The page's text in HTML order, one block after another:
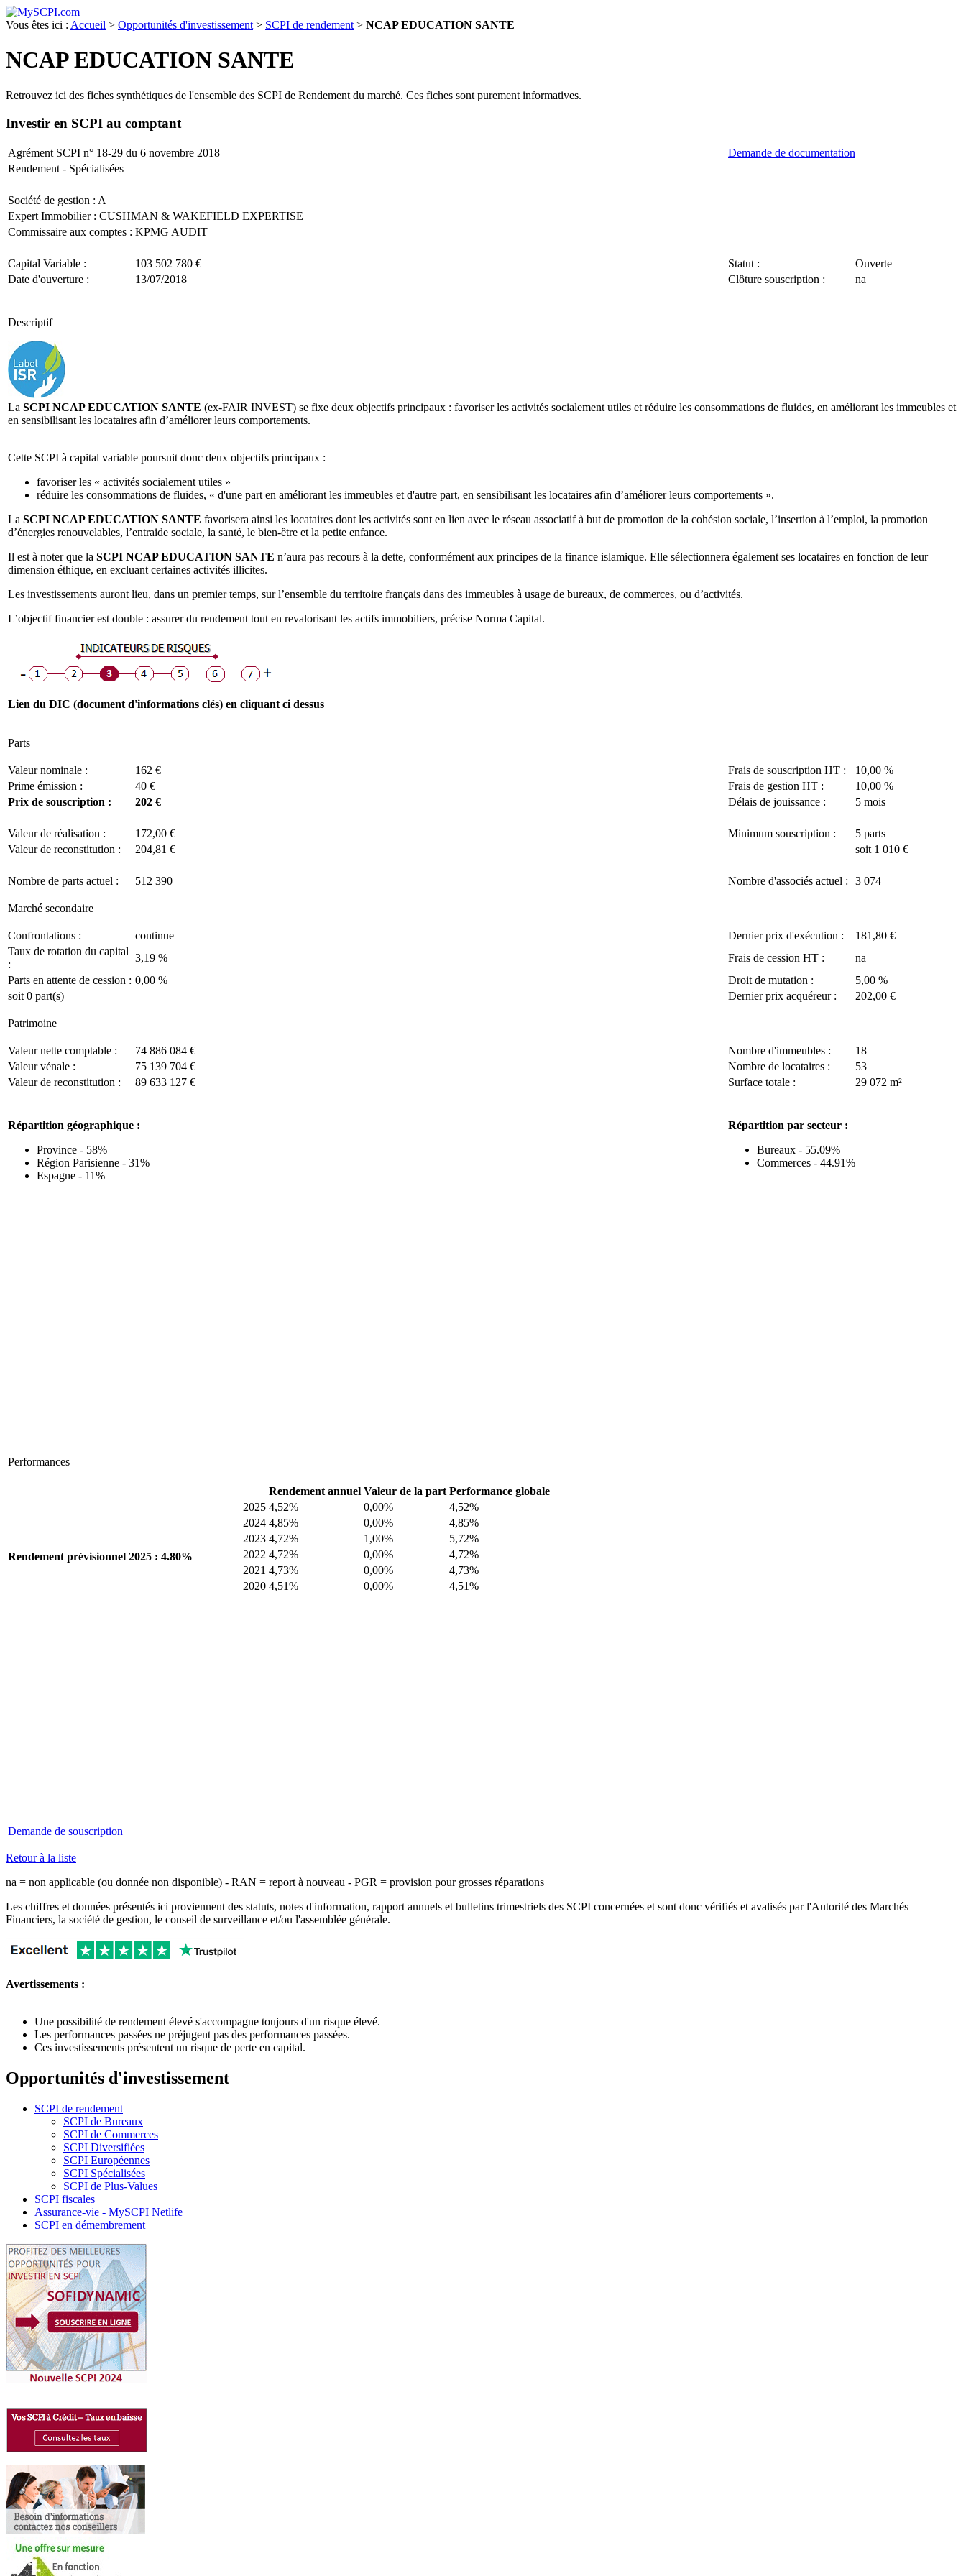
Vous êtes ici : Accueil > Opportunités d'investissement > SCPI de rendement > NCAP EDUCATION SANTE
NCAP EDUCATION SANTE
Retrouvez ici des fiches synthétiques de l'ensemble des SCPI de Rendement du marché. Ces fiches sont purement informatives.
Investir en SCPI au com
Agrément SCPI n° 18-29 du 6 novembre 2018
Demande de documentation
Rendement - Spécialisées
Société de gestion : A
Expert Immobilier : CUSHMAN & WAKEFIELD EXPERTISE
Commissaire aux comptes : KPMG AUDIT
Capital Variable : 103 502 780 € Statut :
Ouverte
Date d'ouverture :
13/07/2018 Clôture souscription : na
Descriptif
La SCPI NCAP EDUCATION SANTE (ex-FAIR INVEST) se fixe deux objectifs principaux : favoriser les activités socialement utiles et réduire les consommations de fluides, en améliorant les immeubles et
en sensibilisant les locataires afin d’améliorer leurs comportements.
Cette SCPI à capital variable poursuit donc deux objectifs principaux :
favoriser les « activités socialement utiles »
réduire les consommations de fluides, « d'une part en améliorant les immeubles et d'autre part, en sensibilisant les locataires afin d’améliorer leurs comportements ».
La SCPI NCAP EDUCATION SANTE favorisera ainsi les locataires dont les activités sont en lien avec le réseau associatif à but de promotion de la cohésion sociale, l’insertion à l’emploi, la promotion
d’énergies renouvelables, l’entraide sociale, la santé, le bien-être et la petite enfance.
Il est à noter que la SCPI NCAP EDUCATION SANTE n’aura pas recours à la dette, conformément aux principes de la finance islamique. Elle sélectionnera également ses locataires en fonction de leur
dimension éthique, en excluant certaines activités illicites.
Les investissements auront lieu, dans un premier temps, sur l’ensemble du territoire français dans des immeubles à usage de bureaux, de commerces, ou d’activités.
L’objectif financier est double : assurer du rendement tout en revalorisant les actifs immobiliers, précise Norma Capital.
Lien du DIC (document d'informations clés) en cliquant ci dessus
Parts
Valeur nominale : 162 € Frais de souscription HT :
10,00 %
Prime émission :
40 € Frais de gestion HT :
10,00 %
Prix de souscription :
202 € Délais de jouissance : 5 mois
Valeur de réalisation : 172,00 € Minimum souscription :
5 parts
Valeur de reconstitution :
204,81 € soit 1 010 €
Nombre de parts actuel : 512 390 Nombre d'associés actuel : 3 074
Marché secondaire
Confrontations : continue Dernier prix d'exécution :
181,80 €
Taux de rotation du capital
:
3,19 % Frais de cession HT :
na
Parts en attente de cession : 0,00 % Droit de mutation :
5,00 %
soit 0 part(s)
Dernier prix acquéreur : 202,00 €
Patrimoine
Valeur nette comptable : 74 886 084 € Nombre d'immeubles :
18
Valeur vénale :
75 139 704 € Nombre de locataires :
53
Valeur de reconstitution :
89 633 127 € Surface totale : 29 072 m²
Répartition géographique :
Province - 58%
Région Parisienne - 31%
Espagne - 11%
Répartition par secteur :
Bureaux - 55.09%
Commerces - 44.91%
Performances
Rendement prévisionnel 2025 : 4.80%
Rendement annuel Valeur de la part Performance globale
2025 4,52% 0,00%
4,52%
2024 4,85% 0,00%
4,85%
2023 4,72% 1,00%
5,72%
2022 4,72% 0,00%
4,72%
2021 4,73% 0,00%
4,73%
2020 4,51% 0,00% 4,51%
Demande de souscription
Retour à la liste
na = non applicable (ou donnée non disponible) - RAN = report à nouveau - PGR = provision pour grosses réparations
Les chiffres et données présentés ici proviennent des statuts, notes d'information, rapport annuels et bulletins trimestriels des SCPI concernées et sont donc vérifiés et avalisés par l'Autorité des Marchés
Financiers, la société de gestion, le conseil de surveillance et/ou l'assemblée générale.
Avertissements :
Une possibilité de rendement élevé s'accompagne toujours d'un risque élevé.
Les performances passées ne préjugent pas des performances passées.
Ces investissements présentent un risque de perte en capital.
Opportunités d'investissement
SCPI de rendement
SCPI de Bureaux
SCPI de Commerces
SCPI Diversifiées
SCPI Européennes
SCPI Spécialisées
SCPI de Plus-Values
SCPI fiscales
Assurance-vie - MySCPI Netlife
SCPI en démembrement